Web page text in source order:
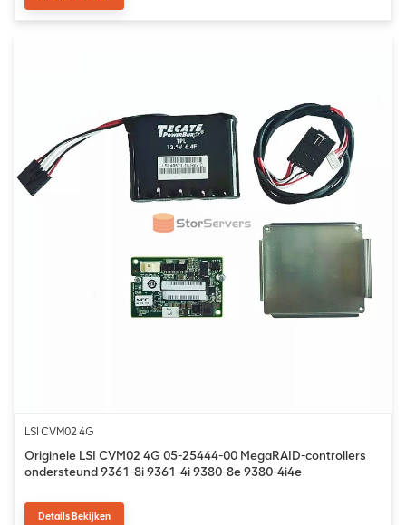
LSI CVM02 4G
Originele LSI CVM02 4G 05-25444-00 MegaRAID-controllers
ondersteund 9361-8i 9361-4i 9380-8e 9380-4i4e
Details Bekijken